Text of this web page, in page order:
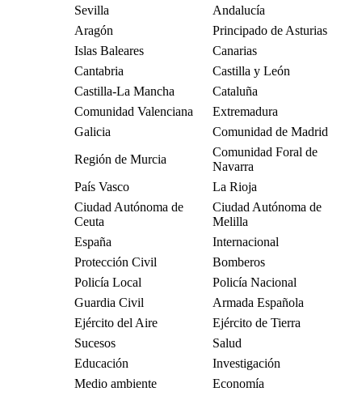
Sevilla
Andalucía
Aragón
Principado de Asturias
Islas Baleares
Canarias
Cantabria
Castilla y León
Castilla-La Mancha
Cataluña
Comunidad Valenciana
Extremadura
Galicia
Comunidad de Madrid
Región de Murcia
Comunidad Foral de
Navarra
País Vasco
La Rioja
Ciudad Autónoma de
Ceuta
Ciudad Autónoma de
Melilla
España
Internacional
Protección Civil
Bomberos
Policía Local
Policía Nacional
Guardia Civil
Armada Española
Ejército del Aire
Ejército de Tierra
Sucesos
Salud
Educación
Investigación
Medio ambiente
Economía